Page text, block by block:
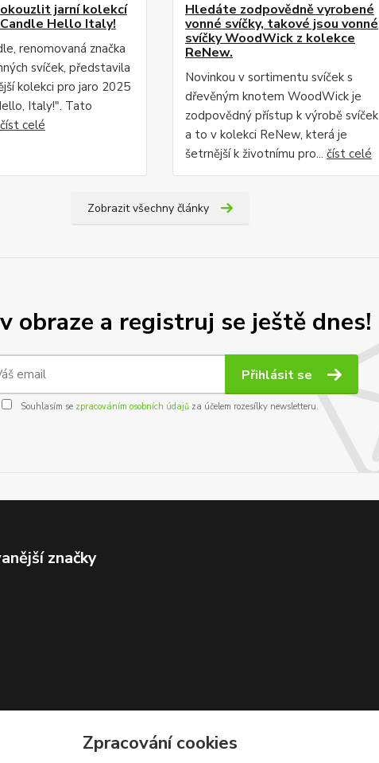
jarní kolekcí
Hello Italy!
renomovaná značka
svíček, představila
kolekci pro jaro 2025
Italy!". Tato
číst celé
Hledáte zodpovědně vyrobené
vonné svíčky, takové jsou vonné
svíčky WoodWick z kolekce
ReNew.
Novinkou v sortimentu svíček s
dřevěným knotem WoodWick je
zodpovědný přístup k výrobě svíček
a to v kolekci ReNew, která je
šetrnější k životnímu pro... číst celé
Zobrazit všechny články
obraze a registruj se ještě dnes!
Přihlásit se
Souhlasím se zpracováním osobních údajůza účelem rozesílky newsletteru.
značky
Zpracování cookies